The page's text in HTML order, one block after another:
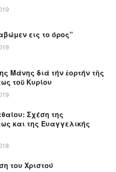
εις το όρος”
Μάνης διά τήν ἑορτήν τῆς
τοῦ Κυρίου
Σχέση της
και της Ευαγγελικής
του Χριστού